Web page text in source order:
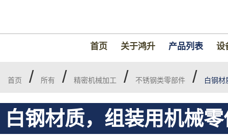
首页 关于鸿升 产品列表 设
首页 / 所有 / 精密机械加工 / 不锈钢类零部件 / 白钢材
白钢材质，组装用机械